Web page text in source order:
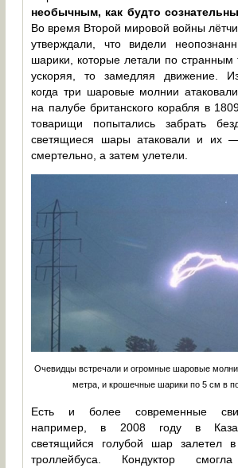
необычным, как будто
Во время Второй мировой войны
утверждали, что видели
шарики, которые летали по странным
ускоряя, то замедляя движение.
когда три шаровые молнии
на палубе британского корабля в
товарищи попытались забрать
светящиеся шары атаковали и их
смертельно, а затем улетели.
Очевидцы встречали и огромные шаровые
метра, и крошечные шарики по 5 см в
Есть и более современные
например, в 2008 году в
светящийся голубой шар залетел
троллейбуса. Кондуктор